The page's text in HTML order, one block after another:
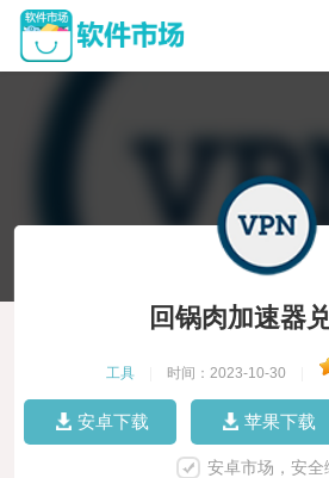
回锅肉加速器
工具 时间：2023-10-30
安卓下载 苹果下载
安卓市场，安全